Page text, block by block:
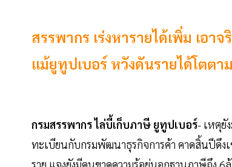
สรรพากร เร่งหารายได้เพิ่ม เอ
แม้ยูทูปเบอร์ หวังดันรายได้โตตา
กรมสรรพากร ไล่บี้เก็บภาษี ยูทูปเบอร์- เหตุยั
ทะเบียนกับกรมพัฒนาธุรกิจการค้า คาดสิ้นปีดึงเ